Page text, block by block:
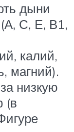
дыни
С, Е, В1,
калий,
магний).
низкую
(в